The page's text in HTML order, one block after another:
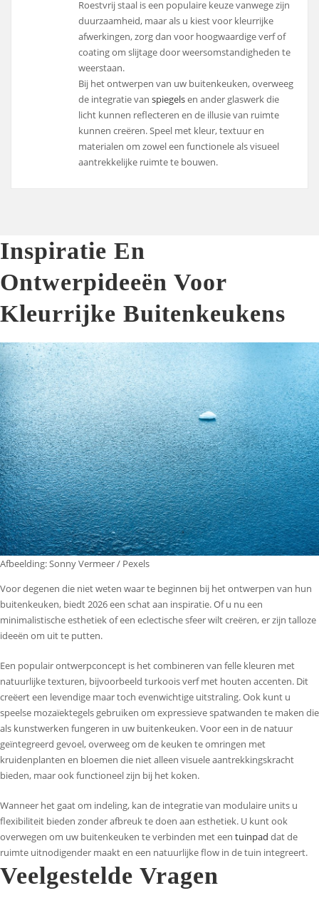
Roestvrij staal is een populaire keuze vanwege zijn
duurzaamheid, maar als u kiest voor kleurrijke
afwerkingen, zorg dan voor hoogwaardige verf of
coating om slijtage door weersomstandigheden te
weerstaan.
Bij het ontwerpen van uw buitenkeuken, overweeg
de integratie vanspiegelsen ander glaswerk die
licht kunnen reflecteren en de illusie van ruimte
kunnen creëren. Speel met kleur, textuur en
materialen om zowel een functionele als visueel
aantrekkelijke ruimte te bouwen.
Inspiratie En
Ontwerpideeën Voor
Kleurrijke Buitenkeukens
Afbeelding: Sonny Vermeer / Pexels
Voor degenen die niet weten waar te beginnen bij het ontwerpen van hun
buitenkeuken, biedt 2026 een schat aan inspiratie. Of u nu een
minimalistische esthetiek of een eclectische sfeer wilt creëren, er zijn talloze
ideeën om uit te putten.
Een populair ontwerpconcept is het combineren van felle kleuren met
natuurlijke texturen, bijvoorbeeld turkoois verf met houten accenten. Dit
creëert een levendige maar toch evenwichtige uitstraling. Ook kunt u
speelse mozaïektegels gebruiken om expressieve spatwanden te maken die
als kunstwerken fungeren in uw buitenkeuken. Voor een in de natuur
geïntegreerd gevoel, overweeg om de keuken te omringen met
kruidenplanten en bloemen die niet alleen visuele aantrekkingskracht
bieden, maar ook functioneel zijn bij het koken.
Wanneer het gaat om indeling, kan de integratie van modulaire units u
flexibiliteit bieden zonder afbreuk te doen aan esthetiek. U kunt ook
overwegen om uw buitenkeuken te verbinden met een tuinpad dat de
ruimte uitnodigender maakt en een natuurlijke flow in de tuin integreert.
Veelgestelde Vragen